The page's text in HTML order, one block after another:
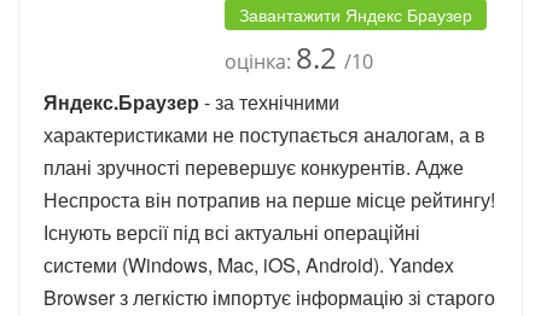
Завантажити Яндекс Браузер
оцінка: 8.2 /10
Яндекс.Браузер - за технічними
характеристиками не поступається аналогам, а в
плані зручності перевершує конкурентів. Адже
Неспроста він потрапив на перше місце рейтингу!
Існують версії під всі актуальні операційні
системи (Windows, Mac, iOS, Android). Yandex
Browser з легкістю імпортує інформацію зі старого